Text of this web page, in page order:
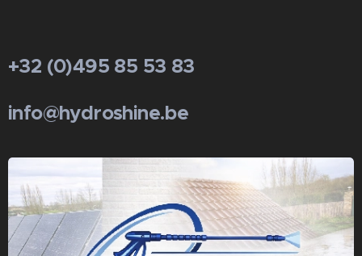
+32 (0)495 85 53 83
info@hydroshine.be